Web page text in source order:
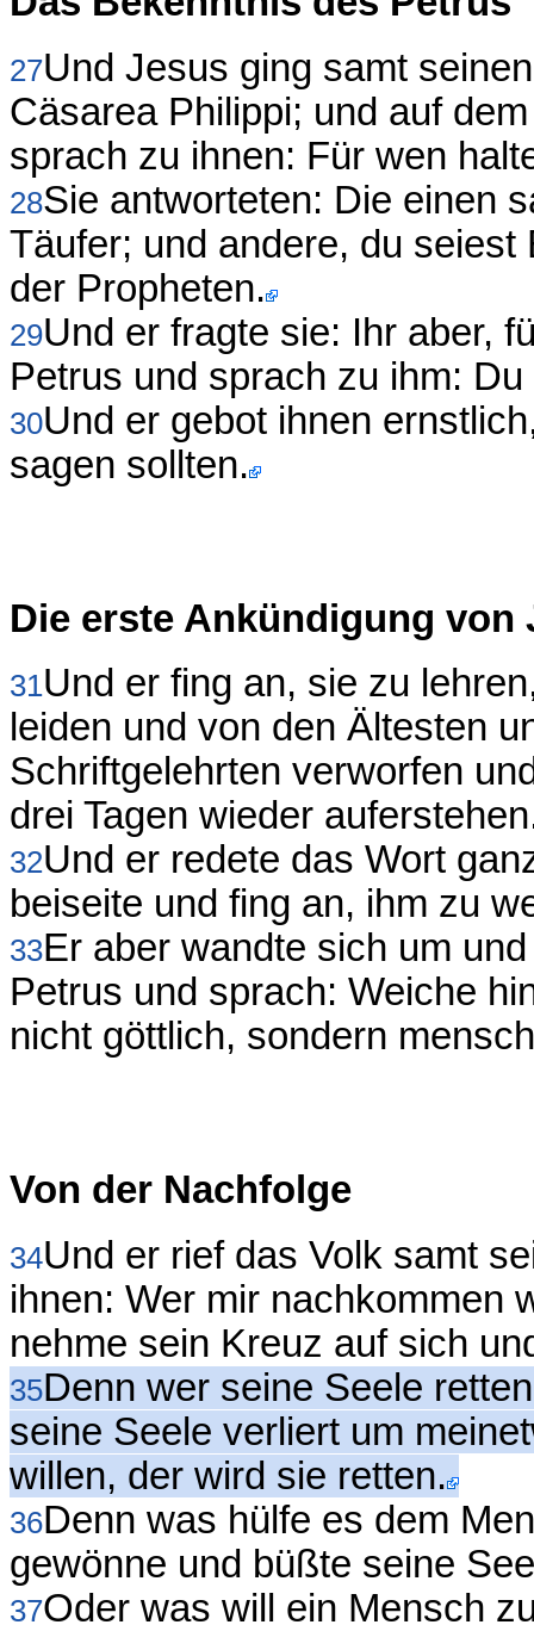
27Und Jesus ging samt
Cäsarea Philippi; und auf
sprach zu ihnen: Für wen
28Sie antworteten: Die einen
Täufer; und andere, du
der Propheten.
29Und er fragte sie: Ihr aber,
Petrus und sprach zu ihm:
30Und er gebot ihnen
sagen sollten.
Die erste Ankündigung
31Und er fing an, sie zu
leiden und von den Ältesten
Schriftgelehrten verworfen
drei Tagen wieder
32Und er redete das Wort
beiseite und fing an, ihm zu
33Er aber wandte sich um
Petrus und sprach: Weiche
nicht göttlich, sondern
Von der Nachfolge
34Und er rief das Volk samt
ihnen: Wer mir nachkommen
nehme sein Kreuz auf sich
35Denn wer seine Seele
seine Seele verliert um
willen, der wird sie retten.
36Denn was hülfe es dem
gewönne und büßte seine
37Oder was will ein Mensch